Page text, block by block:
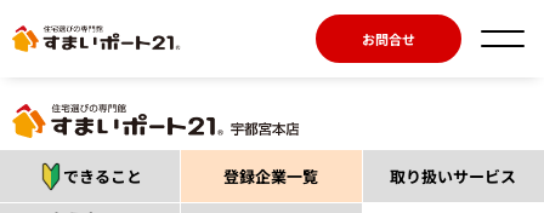
お問合せ
できること 登録企業一覧
取り扱いサービス